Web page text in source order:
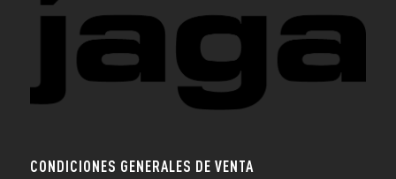
CONDICIONES GENERALES DE VENTA